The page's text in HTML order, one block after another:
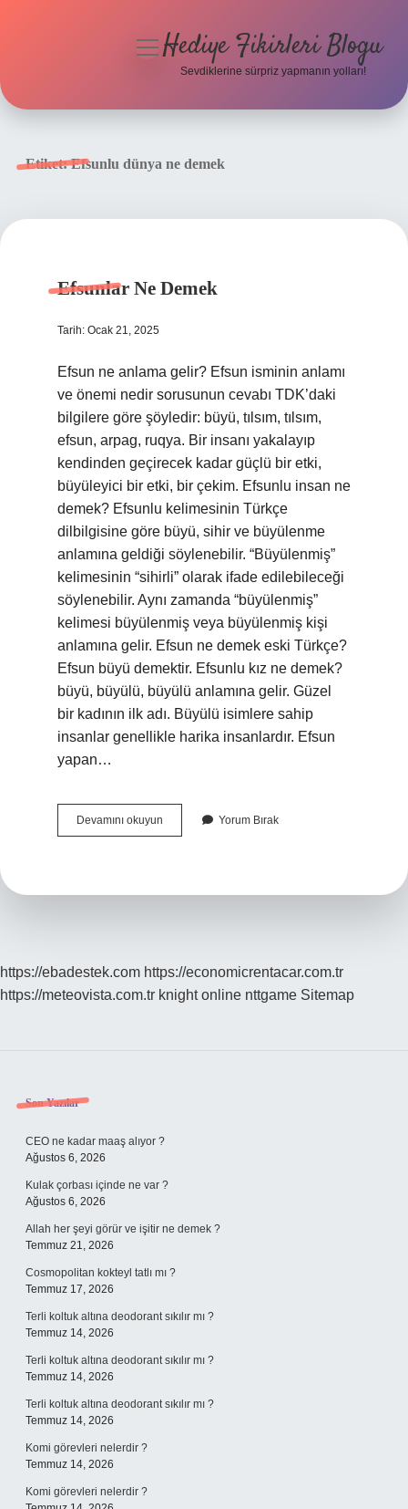
menüyüHediye Fikirleri Blogu
Sevdiklerine sürpriz yapmanın yolları!
Etiket:Efsunlu dünya ne demek
Efsunlar Ne Demek
Tarih: Ocak 21, 2025
Efsun ne anlama gelir? Efsun isminin anlamı
ve önemi nedir sorusunun cevabı TDK’daki
bilgilere göre şöyledir: büyü, tılsım, tılsım,
efsun, arpag, ruqya. Bir insanı yakalayıp
kendinden geçirecek kadar güçlü bir etki,
büyüleyici bir etki, bir çekim. Efsunlu insan ne
demek? Efsunlu kelimesinin Türkçe
dilbilgisine göre büyü, sihir ve büyülenme
anlamına geldiği söylenebilir. “Büyülenmiş”
kelimesinin “sihirli” olarak ifade edilebileceği
söylenebilir. Aynı zamanda “büyülenmiş”
kelimesi büyülenmiş veya büyülenmiş kişi
anlamına gelir. Efsun ne demek eski Türkçe?
Efsun büyü demektir. Efsunlu kız ne demek?
büyü, büyülü, büyülü anlamına gelir. Güzel
bir kadının ilk adı. Büyülü isimlere sahip
insanlar genellikle harika insanlardır. Efsun
yapan…
Devamını okuyun Efsunlar
Ne
Yorum Bırak
https://ebadestek.com https://economicrentacar.com.tr
https://meteovista.com.tr knight online nttgame Sitemap
Sidebar
Son Yazılar
CEO ne kadar maaş alıyor ?
Ağustos 6, 2026
Kulak çorbası içinde ne var ?
Ağustos 6, 2026
Allah her şeyi görür ve işitir ne demek ?
Temmuz 21, 2026
Cosmopolitan kokteyl tatlı mı ?
Temmuz 17, 2026
Terli koltuk altına deodorant sıkılır mı ?
Temmuz 14, 2026
Terli koltuk altına deodorant sıkılır mı ?
Temmuz 14, 2026
Terli koltuk altına deodorant sıkılır mı ?
Temmuz 14, 2026
Komi görevleri nelerdir ?
Temmuz 14, 2026
Komi görevleri nelerdir ?